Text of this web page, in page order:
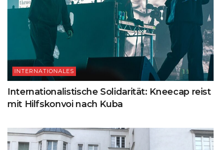
INTERNATIONALES
Internationalistische Solidarität: Kneecap reist
mit Hilfskonvoi nach Kuba